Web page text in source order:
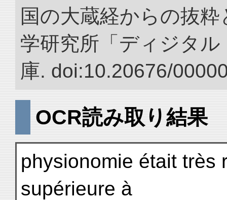
国の大蔵経からの抜
学研究所「ディジタ
庫. doi:10.20676/
OCR読み取り結果
physionomie était très
supérieure à